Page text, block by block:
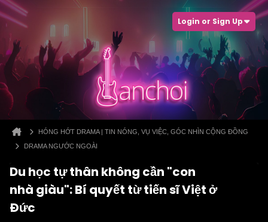
Login or Sign Up
HÓNG HỚT DRAMA | TIN NÓNG, VỤ VIỆC, GÓC NHÌN CỘNG ĐỒNG
DRAMA NGƯỚC NGOÀI
Du học tự thân không cần "con
nhà giàu": Bí quyết từ tiến sĩ Việt ở
Đức